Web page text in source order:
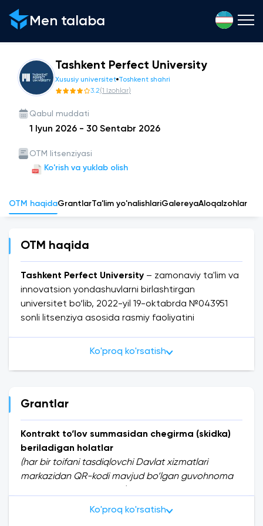
Men talaba
Tashkent Perfect University
Xususiy universitet Toshkent shahri
3.2(1 Izohlar)
Qabul muddati
1 Iyun 2026 - 30 Sentabr 2026
OTM litsenziyasi
Ko'rish va yuklab olish
OTM haqidaGrantlarTa'lim yo'nalishlariGalereyaAloqa Izohlar
OTM haqida
Tashkent Perfect University – zamonaviy ta'lim va
innovatsion yondashuvlarni birlashtirgan
universitet bo‘lib, 2022-yil 19-oktabrda №043951
sonli litsenziya asosida rasmiy faoliyatini
o‘zining sifatli ta’limi va ilmiy salohiyati bilan ajralib
Universitetda o'qitish jarayoni zamonaviy
boriladi. Darslar nafaqat nazariy bilimlarga
asoslangan, balki talabalarning amaliy
ko‘nikmalarini ham rivojlantirishga qaratilgan. Har bir
talaba o‘z sohasi bo‘yicha chuqur bilimlarni egallab,
zamonaviy global bozor talablariga mos kadr
bu yerda alohida e'tibor bilan
Ko'proq ko'rsatish
Grantlar
Kontrakt to‘lov summasidan chegirma (skidka)
beriladigan holatlar
(har bir toifani tasdiqlovchi Davlat xizmatlari
markazidan QR-kodi mavjud bo‘lgan guvohnoma
Bir oiladan 2 va undan ortiq shaxs o‘qisa (er-
Ko'proq ko'rsatish